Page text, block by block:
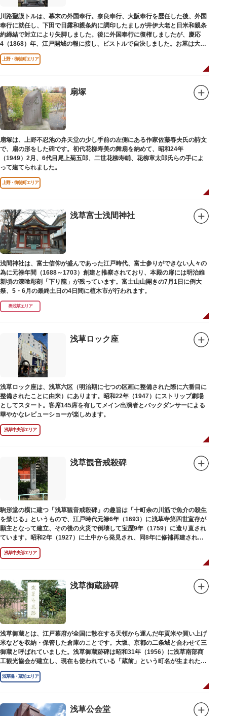
川路聖謨トルは、幕末の外国奉行。奈良奉行、大阪奉行を歴任した後、外国
奉行に就任し、下田で日露和親条約に調印したましが井伊大老と日米和親条
約締結で対立により失脚しました。後に外国奉行に復権しましたが、慶応
4（1868）年、江戸開城の報に接し、ピストルで自決しました。お墓は大正
寺（たいしょうじ）にあります。
上野・御徒町エリア
扇塚
扇塚は、上野不忍池の弁天堂の少し手前の左側にある作家佐藤春夫氏の詩文
で、扇の形をした碑です。初代花柳寿美の舞扇を納めて、昭和24年
（1949）2月、6代目尾上菊五郎、二世花柳寿輔、花柳章太郎氏らの手によ
って建てられました。
上野・御徒町エリア
浅草富士浅間神社
浅間神社は、富士信仰が盛んであった江戸時代、富士参りができない人々の
為に元禄年間（1688～1703）創建と推察されており、本殿の扉には明治維
新頃の漆喰彫刻「下り龍」が残っています。富士山山開きの7月1日に例大
祭、5・6月の最終土日の4日間に植木市が行われます。
奥浅草エリア
浅草ロック座
浅草ロック座は、浅草六区（明治期に七つの区画に整備された際に六番目に
整備されたことに由来）にあります。昭和22年（1947）にストリップ劇場
としてスタート。客席145席を有してメイン出演者とバックダンサーによる
華やかなレビューショーが楽しめます。
浅草中央部エリア
浅草観音戒殺碑
駒形堂の横に建つ「浅草観音戒殺碑」の趣旨は「十町余の川筋で魚介の殺生
を禁じる」というもので、江戸時代元禄6年（1693）に浅草寺第四世宣存が
願主となって建立、その後の火災で倒壊して宝歴9年（1759）に造り直され
ています。昭和2年（1927）に土中から発見され、同8年に修補再建された
碑がどちらのものであるかは不明です。
浅草中央部エリア
浅草御蔵跡碑
浅草御蔵とは、江戸幕府が全国に散在する天領から運んだ年貢米や買い上げ
米などを収納・保管した倉庫のことです。大坂、京都の二条城と合わせて三
御蔵と呼ばれていました。浅草御蔵跡碑は昭和31年（1956）に浅草南部商
工観光協会が建立し、現在も使われている「蔵前」という町名が生まれたの
は昭和9年（1934）のことです。
浅草橋・蔵前エリア
浅草公会堂